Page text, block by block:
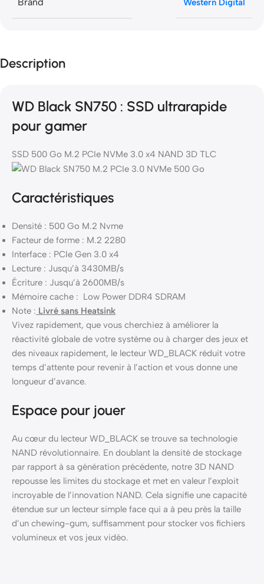
Western Digital
Description
WD Black SN750 : SSD ultrarapide
pour gamer
SSD 500 Go M.2 PCIe NVMe 3.0 x4 NAND 3D TLC
Caractéristiques
Densité : 500 Go M.2 Nvme
Facteur de forme : M.2 2280
Interface : PCIe Gen 3.0 x4
Lecture : Jusqu’à 3430MB/s
Écriture : Jusqu’à 2600MB/s
Mémoire cache : Low Power DDR4 SDRAM
Note : Livré sans Heatsink
Vivez rapidement, que vous cherchiez à améliorer la
réactivité globale de votre système ou à charger des jeux et
des niveaux rapidement, le lecteur WD_BLACK réduit votre
temps d’attente pour revenir à l’action et vous donne une
longueur d’avance.
Espace pour jouer
Au cœur du lecteur WD_BLACK se trouve sa technologie
NAND révolutionnaire. En doublant la densité de stockage
par rapport à sa génération précédente, notre 3D NAND
repousse les limites du stockage et met en valeur l’exploit
incroyable de l’innovation NAND. Cela signifie une capacité
étendue sur un lecteur simple face qui a à peu près la taille
d’un chewing-gum, suffisamment pour stocker vos fichiers
volumineux et vos jeux vidéo.